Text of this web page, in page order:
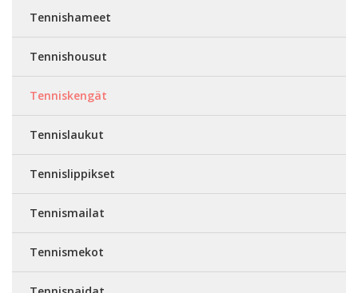
Tennishameet
Tennishousut
Tenniskengät
Tennislaukut
Tennislippikset
Tennismailat
Tennismekot